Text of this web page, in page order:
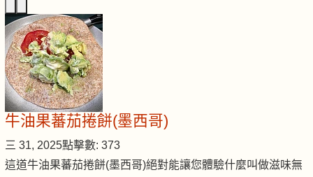
牛油果蕃茄捲餅(墨西哥)
三 31, 2025點擊數: 373
這道牛油果蕃茄捲餅(墨西哥)絕對能讓您體驗什麼叫做滋味無